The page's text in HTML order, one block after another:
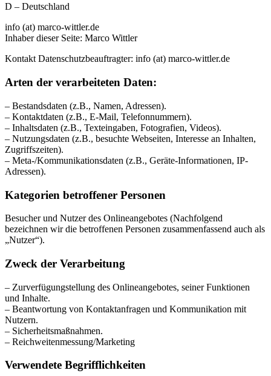
D – Deutschland
info (at) marco-wittler.de
Inhaber dieser Seite: Marco Wittler
Kontakt Datenschutzbeauftragter: info (at) marco-wittler.de
Arten der verarbeiteten Daten:
– Bestandsdaten (z.B., Namen, Adressen).
– Kontaktdaten (z.B., E-Mail, Telefonnummern).
– Inhaltsdaten (z.B., Texteingaben, Fotografien, Videos).
– Nutzungsdaten (z.B., besuchte Webseiten, Interesse an Inhalten,
Zugriffszeiten).
– Meta-/Kommunikationsdaten (z.B., Geräte-Informationen, IP-
Adressen).
Kategorien betroffener Personen
Besucher und Nutzer des Onlineangebotes (Nachfolgend
bezeichnen wir die betroffenen Personen zusammenfassend auch als
„Nutzer“).
Zweck der Verarbeitung
– Zurverfügungstellung des Onlineangebotes, seiner Funktionen
und Inhalte.
– Beantwortung von Kontaktanfragen und Kommunikation mit
Nutzern.
– Sicherheitsmaßnahmen.
– Reichweitenmessung/Marketing
Verwendete Begrifflichkeiten